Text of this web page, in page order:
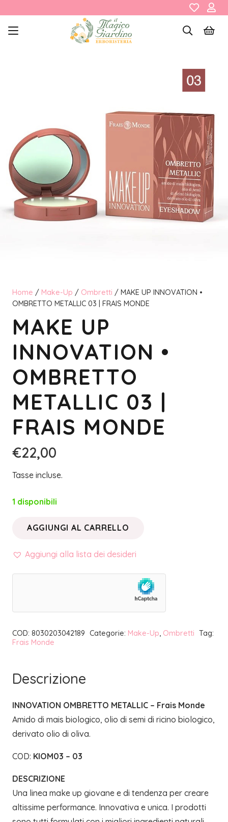
Home / Make-Up / Ombretti / MAKE UP INNOVATION •
OMBRETTO METALLIC 03 | FRAIS MONDE
MAKE UP
INNOVATION •
OMBRETTO
METALLIC 03 |
FRAIS MONDE
€22,00
Tasse incluse.
1 disponibili
•
|
quantità
AGGIUNGI AL CARRELLO
Aggiungi alla lista dei desideri
COD: 8030203042189 Categorie: Make-Up, Ombretti Tag:
Frais Monde
Descrizione
INNOVATION OMBRETTO METALLIC – Frais Monde
Amido di mais biologico, olio di semi di ricino biologico,
derivato olio di oliva.
COD: KIOM03 – 03
DESCRIZIONE
Una linea make up giovane e di tendenza per creare
altissime performance. Innovativa e unica. I prodotti